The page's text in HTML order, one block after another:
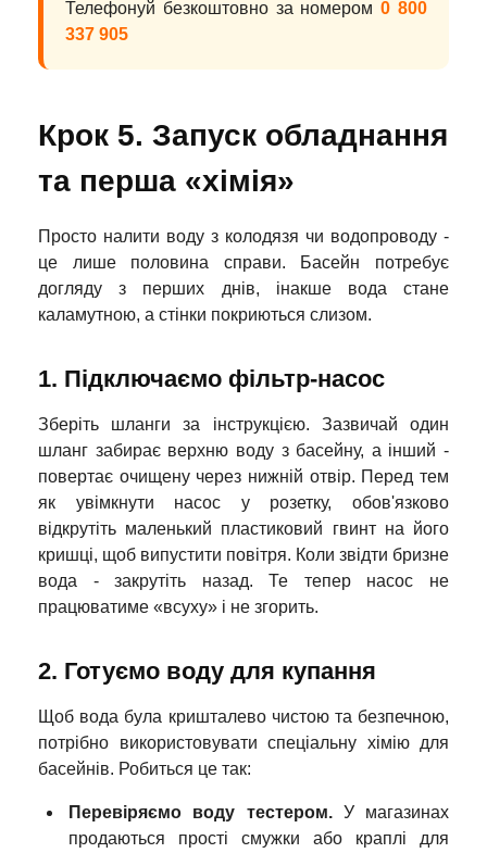
Телефонуй безкоштовно за номером0 800
337 905
Крок 5. Запуск обладнання
та перша «хімія»
Просто налити воду з колодязя чи водопроводу -
це лише половина справи. Басейн потребує
догляду з перших днів, інакше вода стане
каламутною, а стінки покриються слизом.
1. Підключаємо фільтр-насос
Зберіть шланги за інструкцією. Зазвичай один
шланг забирає верхню воду з басейну, а інший -
повертає очищену через нижній отвір. Перед тем
як увімкнути насос у розетку, обов'язково
відкрутіть маленький пластиковий гвинт на його
кришці, щоб випустити повітря. Коли звідти бризне
вода - закрутіть назад. Те тепер насос не
працюватиме «всуху» і не згорить.
2. Готуємо воду для купання
Щоб вода була кришталево чистою та безпечною,
потрібно використовувати спеціальну хімію для
басейнів. Робиться це так:
Перевіряємо воду тестером.У магазинах
продаються прості смужки або краплі для